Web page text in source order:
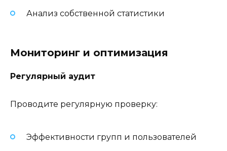
Анализ собственной статистики
Мониторинг и оптимизация
Регулярный аудит
Проводите регулярную проверку:
Эффективности групп и пользователей